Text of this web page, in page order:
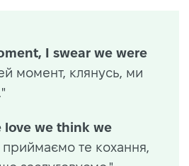
I swear we were
момент, клянусь, ми
love we think we
те кохання,